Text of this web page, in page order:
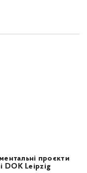
проєкти
DOK Leipzig